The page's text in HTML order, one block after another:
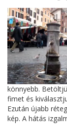
könnyebb.
fimet és
Ezután újabb
kép. A hátás